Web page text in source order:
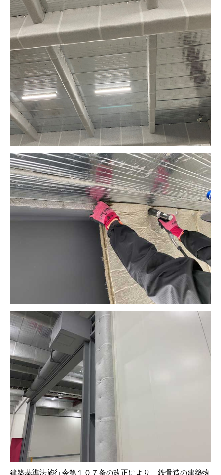
建築基準法施行令第１０７条の改正により、鉄骨造の建築物